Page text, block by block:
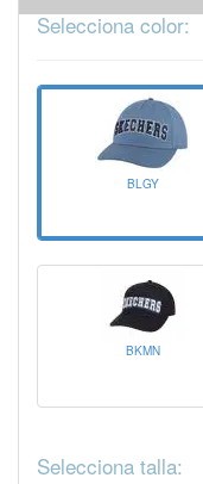
Selecciona color:
BLGY
BKMN
Selecciona talla: